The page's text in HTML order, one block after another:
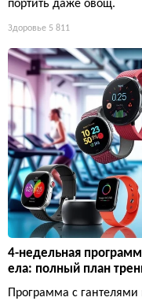
портить даже овощ.
Здоровье 5 811
4-недельная
ела: полный план
Программа с